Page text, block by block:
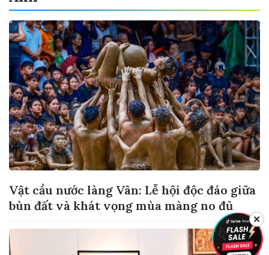
Vật cầu nước làng Vân: Lễ hội độc đáo giữa
bùn đất và khát vọng mùa màng no đủ
✕